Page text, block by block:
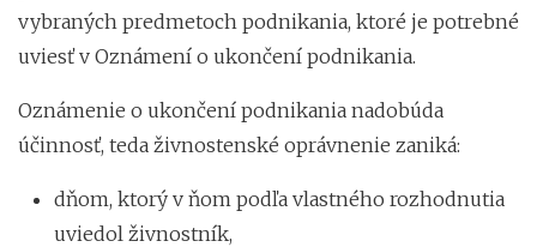
vybraných predmetoch podnikania, ktoré je potrebné
uviesť v Oznámení o ukončení podnikania.
Oznámenie o ukončení podnikania nadobúda
účinnosť, teda živnostenské oprávnenie zaniká:
dňom, ktorý v ňom podľa vlastného rozhodnutia
uviedol živnostník,